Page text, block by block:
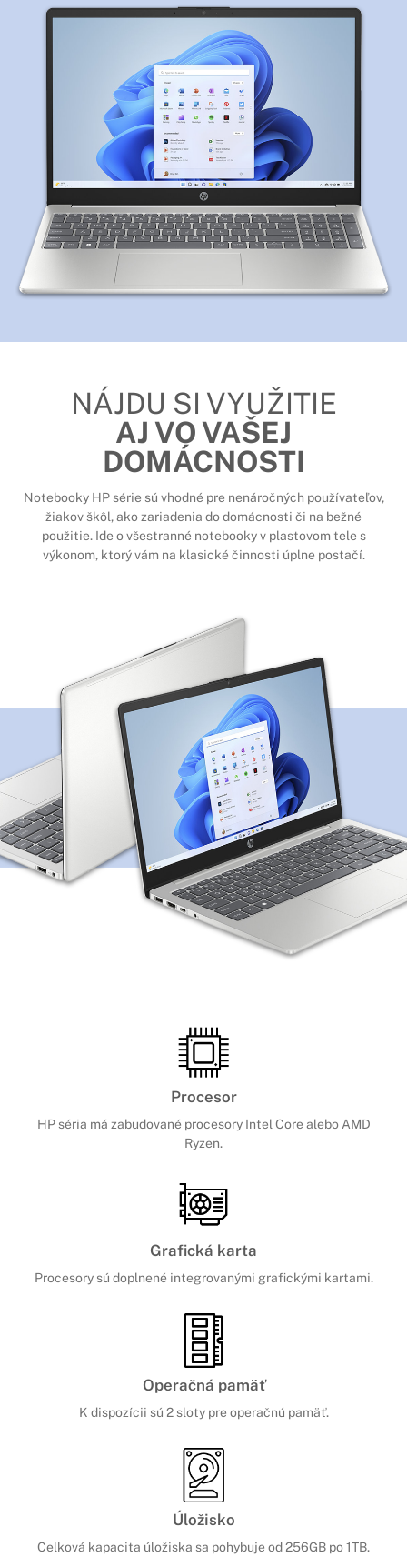
NÁJDU SI VYUŽITIE
AJ VO VAŠEJ
DOMÁCNOSTI
Notebooky HP série sú vhodné pre nenáročných používateľov,
žiakov škôl, ako zariadenia do domácnosti či na bežné
použitie. Ide o všestranné notebooky v plastovom tele s
výkonom, ktorý vám na klasické činnosti úplne postačí.
Procesor
HP séria má zabudované procesory Intel Core alebo AMD
Ryzen.
Grafická karta
Procesory sú doplnené integrovanými grafickými kartami.
Operačná pamäť
K dispozícii sú 2 sloty pre operačnú pamäť.
Úložisko
Celková kapacita úložiska sa pohybuje od 256GB po 1TB.